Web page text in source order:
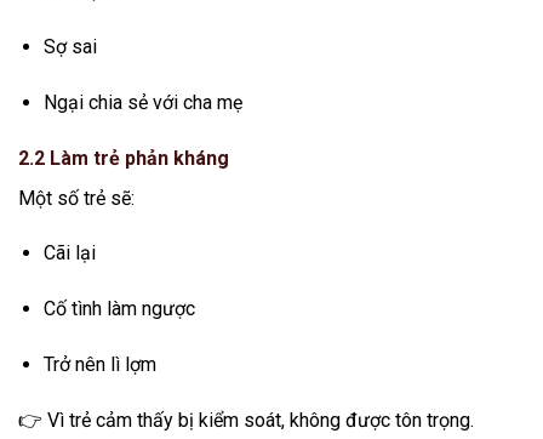
Sợ sai
Ngại chia sẻ với cha mẹ
2.2 Làm trẻ phản kháng
Một số trẻ sẽ:
Cãi lại
Cố tình làm ngược
Trở nên lì lợm
👉 Vì trẻ cảm thấy bị kiểm soát, không được tôn trọng.